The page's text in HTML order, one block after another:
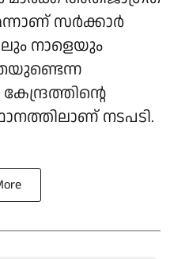
സര്‍ക്കാര്‍
നാളെയും
നടപടി.